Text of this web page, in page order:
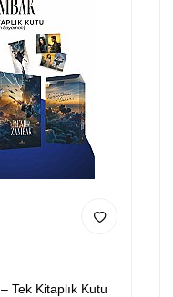
Tek Kitaplık Kutu